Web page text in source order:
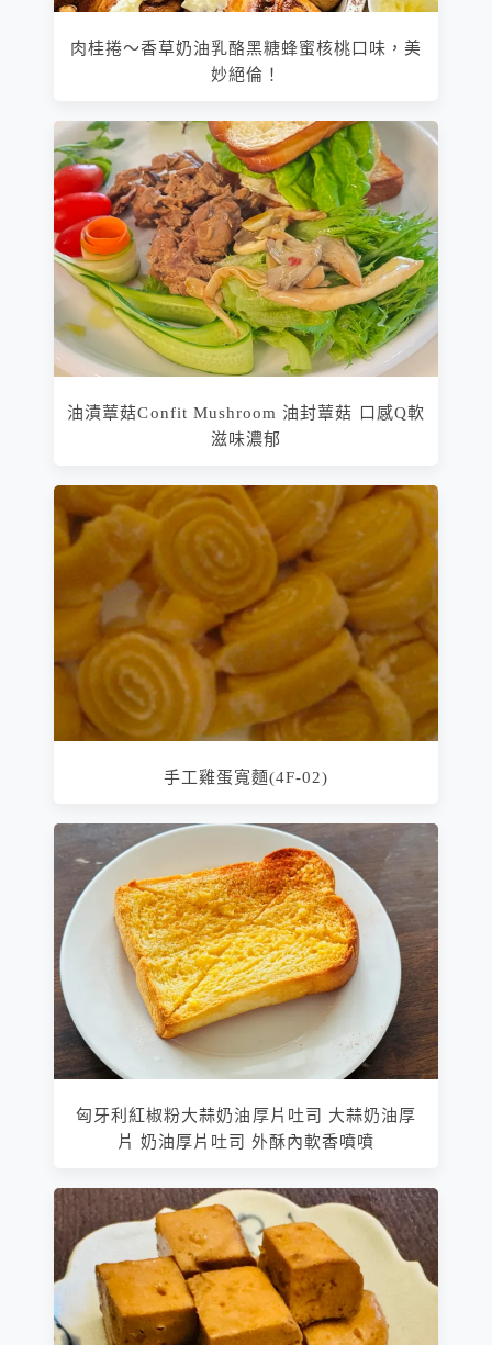
肉桂捲～香草奶油乳酪黑糖蜂蜜核桃口味，美
妙絕倫！
油漬蕈菇Confit Mushroom 油封蕈菇 口感Q軟
滋味濃郁
手工雞蛋寬麵(4F-02)
匈牙利紅椒粉大蒜奶油厚片吐司 大蒜奶油厚
片 奶油厚片吐司 外酥內軟香噴噴